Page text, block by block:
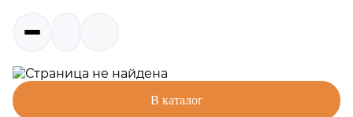
В каталог